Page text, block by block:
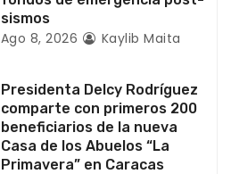
sismos
Ago 8, 2026 Kaylib Maita
Presidenta Delcy Rodríguez
comparte con primeros 200
beneficiarios de la nueva
Casa de los Abuelos “La
Primavera” en Caracas